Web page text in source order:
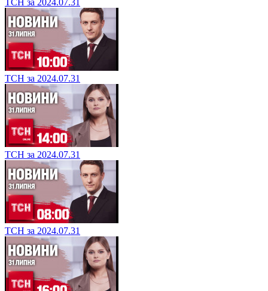
ТСН за 2024.07.31
ТСН за 2024.07.31
ТСН за 2024.07.31
ТСН за 2024.07.31